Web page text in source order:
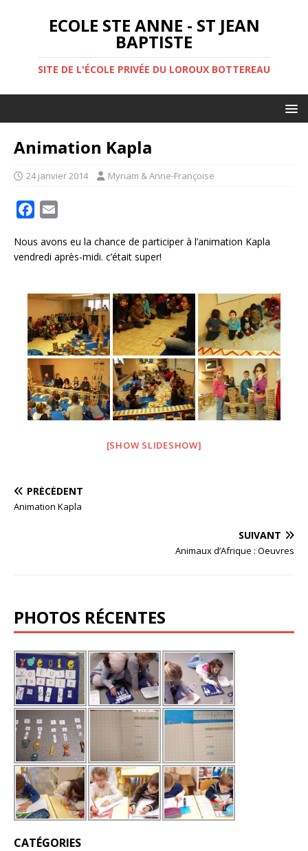
ECOLE STE ANNE - ST JEAN
BAPTISTE
SITE DE L'ÉCOLE PRIVÉE DU LOROUX BOTTEREAU
Animation Kapla
24 janvier 2014 Myriam & Anne-Françoise
c
e
o
o
k
a
i
Nous avons eu la chance de participer à l’animation Kapla
vendredi après-midi. c’était super!
[SHOW SLIDESHOW]
PRÉCÉDENT
Animation Kapla
SUIVANT
Animaux d’Afrique : Oeuvres
PHOTOS RÉCENTES
CATÉGORIES